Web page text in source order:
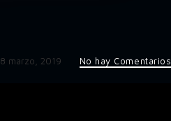
8 marzo, 2019 No hay Comentarios